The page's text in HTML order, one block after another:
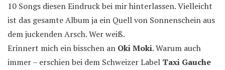
10 Songs diesen Eindruck bei mir hinterlassen. Vielleicht
ist das gesamte Album ja ein Quell von Sonnenschein aus
dem juckenden Arsch. Wer weiß.
Erinnert mich ein bisschen an Oki Moki. Warum auch
immer – erschien bei dem Schweizer Label Taxi Gauche